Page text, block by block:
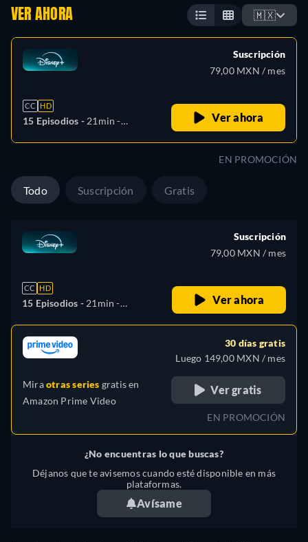
VER AHORA 🇲🇽
CC HD
15 Episodios -21min -
Italiano, Polaco, Portugués
(Brasil), Turco
Suscripción
79,00 MXN / mes
Ver ahora
EN PROMOCIÓN
Todo Suscripción Gratis
CC HD
15 Episodios -21min -
Inglés, Español (América
Latina), Francés, Húngaro,
(Brasil), Turco
Suscripción
79,00 MXN / mes
Ver ahora
Miraotras series gratis en
Amazon Prime Video
30 días gratis
Luego 149,00 MXN / mes
Ver gratis
EN PROMOCIÓN
¿No encuentras lo que buscas?
Déjanos que te avisemos cuando esté disponible en más
plataformas.
Avísame